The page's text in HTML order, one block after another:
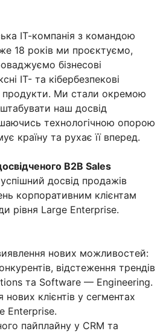
ІТ-компанія з командою
18 років ми проєктуємо,
бізнесові
ІТ- та кібербезпекові
продукти. Ми стали окремою
наш досвід
технологічною опорою
країну та рухає її вперед.
B2B Sales
досвід продажів
корпоративним клієнтам
рівня Large Enterprise.
нових можливостей:
відстеження трендів
та Software — Engineering.
клієнтів у сегментах
Enterprise.
пайплайну у CRM та